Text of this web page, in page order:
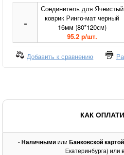
-
Соединитель для Ячеистый
коврик Ринго-мат черный
16мм (80*120см)
95.2 р/шт.
Добавить к сравнению
КАК
-Наличнымиили Банковской картой
Екатеринбурга) или